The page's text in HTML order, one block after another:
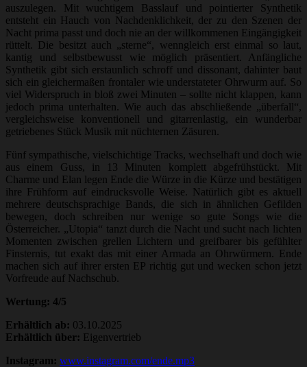
auszulegen. Mit wuchtigem Basslauf und pointierter Synthetik
entsteht ein Hauch von Nachdenklichkeit, der zu den Szenen der
Nacht prima passt und doch nie an der willkommenen Eingängigkeit
rüttelt. Die besitzt auch „sterne“, wenngleich erst einmal so laut,
kantig und selbstbewusst wie möglich präsentiert. Anfängliche
Synthetik gibt sich erstaunlich schroff und dissonant, dahinter baut
sich ein gleichermaßen frontaler wie understateter Ohrwurm auf. So
viel Widerspruch in bloß zwei Minuten – sollte nicht klappen, kann
jedoch prima unterhalten. Wie auch das abschließende „überfall“,
vergleichsweise konventionell und gitarrenlastig, ein wunderbar
getriebenes Stück Musik mit nüchternen Zäsuren.
Fünf sympathische, vielschichtige Tracks, wechselhaft und doch wie
aus einem Guss, in 13 Minuten komplett abgefrühstückt. Mit
Charme und Elan legen Ende die Würze in die Kürze und bestätigen
ihre Frühform auf eindrucksvolle Weise. Natürlich gibt es aktuell
mehrere deutschsprachige Bands, die sich in ähnlichen Gefilden
bewegen, doch schreiben nur wenige so gute Songs wie die
Österreicher. „Utopia“ tanzt durch die Nacht und sucht nach lichten
Momenten zwischen grellen Lichtern und greifbarer bis gefühlter
Finsternis, tut exakt das mit einer Armada an Ohrwürmern. Ende
machen sich auf ihrer ersten EP richtig gut und wecken schon jetzt
Vorfreude auf Nachschub.
Wertung: 4/5
Erhältlich ab: 03.10.2025
Erhältlich über: Eigenvertrieb
Instagram: www.instagram.com/ende.mp3